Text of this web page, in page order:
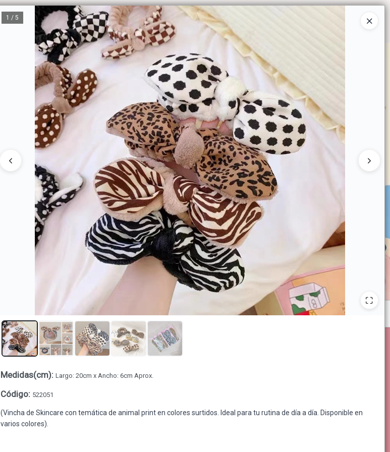
1 / 5
Medidas(cm): Largo: 20cm x Ancho: 6cm Aprox.
Código: 522051
(Vincha de Skincare con temática de animal print en colores surtidos. Ideal para tu rutina de día a día. Disponible en
varios colores).
CÓMO COMPRAR QUIÉNES SOMOS